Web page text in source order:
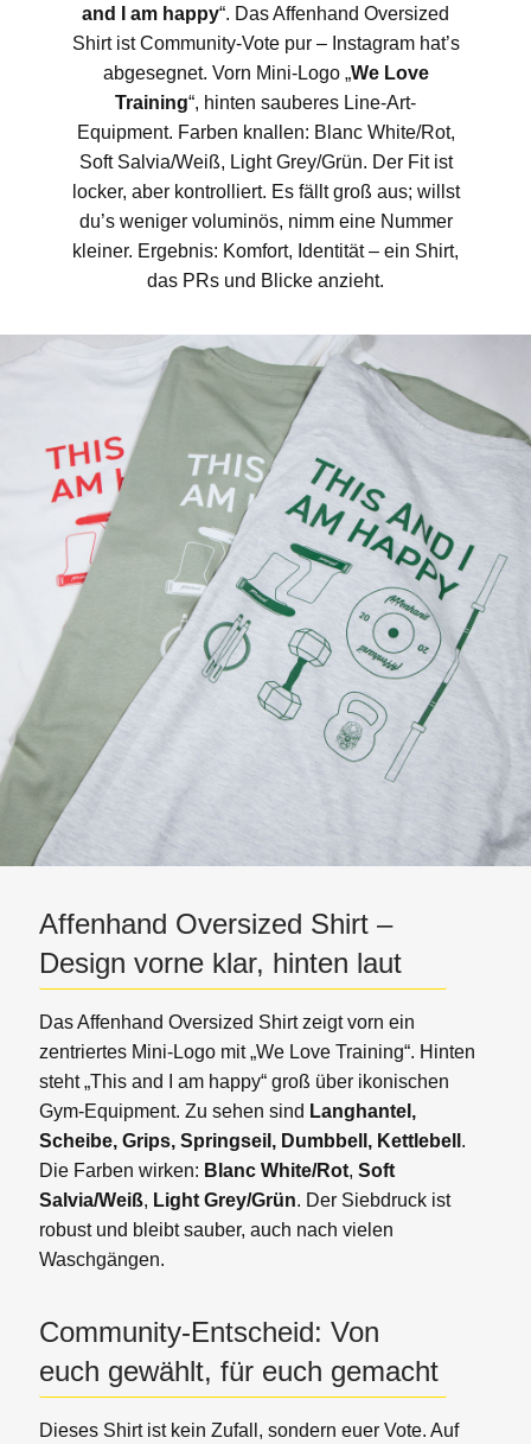
and I am happy“. Das Affenhand Oversized
Shirt ist Community-Vote pur – Instagram hat’s
abgesegnet. Vorn Mini-Logo „We Love
Training“, hinten sauberes Line-Art-
Equipment. Farben knallen: Blanc White/Rot,
Soft Salvia/Weiß, Light Grey/Grün. Der Fit ist
locker, aber kontrolliert. Es fällt groß aus; willst
du’s weniger voluminös, nimm eine Nummer
kleiner. Ergebnis: Komfort, Identität – ein Shirt,
das PRs und Blicke anzieht.
Affenhand Oversized Shirt –
Design vorne klar, hinten laut
Das Affenhand Oversized Shirt zeigt vorn ein
zentriertes Mini-Logo mit „We Love Training“. Hinten
steht „This and I am happy“ groß über ikonischen
Gym-Equipment. Zu sehen sind Langhantel,
Scheibe, Grips, Springseil, Dumbbell, Kettlebell .
Die Farben wirken: Blanc White/Rot, Soft
Salvia/Weiß, Light Grey/Grün. Der Siebdruck ist
robust und bleibt sauber, auch nach vielen
Waschgängen.
Community-Entscheid: Von
euch gewählt, für euch gemacht
Dieses Shirt ist kein Zufall, sondern euer Vote. Auf